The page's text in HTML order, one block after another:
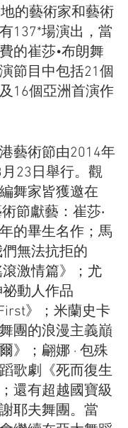
的藝術家和藝術
137*場演出，當
的崔莎•布朗舞
節目中包括21個
16個亞洲首演作
藝術節由2014年
23日舉行。觀
舞家皆獲邀在
節獻藝：崔莎‧
的畢生名作；馬
無法抗拒的
滾激情篇》；尤
動人作品
First》；米蘭史卡
團的浪漫主義巔
》；翩娜 · 包殊
歌劇《死而復生
還有超越國寶級
耶夫舞團。當